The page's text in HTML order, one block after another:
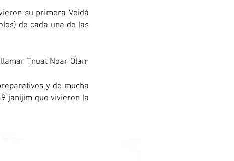
su primera Veidá
de cada una de las
Tnuat Noar Olam
y de mucha
janijim que vivieron la